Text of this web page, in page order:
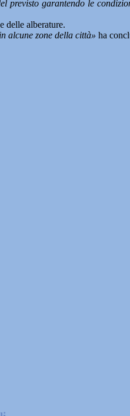
garantendo le
delle alberature.
alcune zone della città» ha